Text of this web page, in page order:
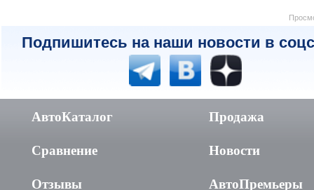
Подпишитесь на наши новости в
АвтоКаталог
Сравнение
Отзывы
Продажа
Новости
АвтоПремьеры